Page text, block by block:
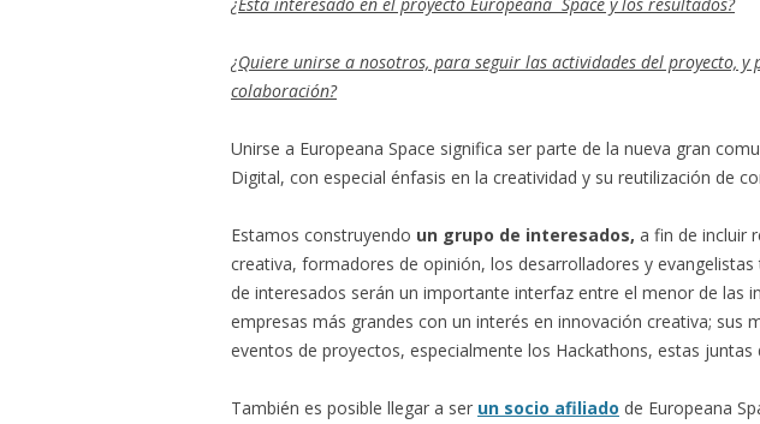
¿Quiere unirse a nosotros, para seguir las actividades del proyecto,
colaboración?
Unirse a Europeana Space significa ser parte de la nueva gran
Digital, con especial énfasis en la creatividad y su reutilización de
Estamos construyendo un grupo de interesados, a fin de incluir
creativa, formadores de opinión, los desarrolladores y
de interesados serán un importante interfaz entre el menor de las
empresas más grandes con un interés en innovación creativa; sus
eventos de proyectos, especialmente los Hackathons, estas
También es posible llegar a ser un socio afiliado de Europeana